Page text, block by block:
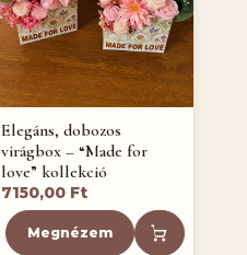
Elegáns, dobozos
virágbox – “Made for
love” kollekció
7150,00 Ft
Megnézem